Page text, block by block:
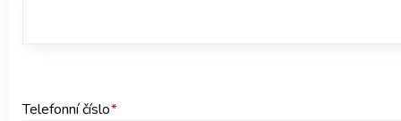
Telefonní číslo*